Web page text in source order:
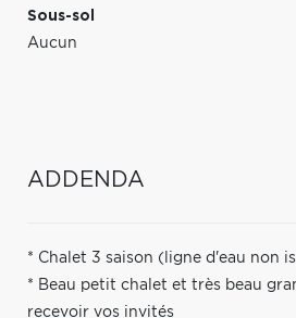
Sous-sol
Aucun
ADDENDA
* Chalet 3 saison (ligne d'eau non
* Beau petit chalet et très beau
recevoir vos invités